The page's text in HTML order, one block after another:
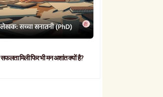
सफलता मिली फिर भी मन अशांत क्यों है?